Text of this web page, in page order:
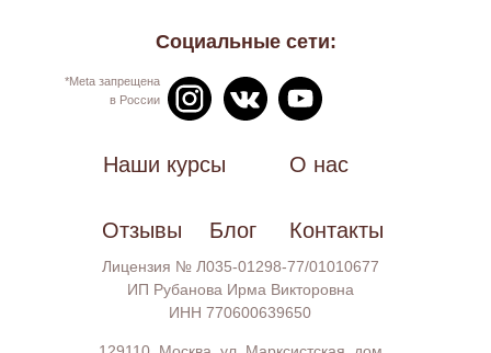
Наши курсы О нас
Отзывы Контакты
Блог
Социальные сети:
Лицензия № Л035-01298-77/01010677
ИП Рубанова Ирма Викторовна
ИНН 770600639650
*Meta запрещена
в России